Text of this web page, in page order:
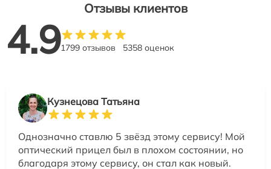
Отзывы клиентов
4.91799 отзывов 5358 оценок
Кузнецова Татьяна
Однозначно ставлю 5 звёзд этому сервису! Мой
оптический прицел был в плохом состоянии, но
благодаря этому сервису, он стал как новый.